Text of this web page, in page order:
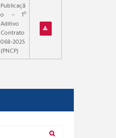
Publicaçã
o – 1º
Aditivo
Contrato
068-2025
(PNCP)